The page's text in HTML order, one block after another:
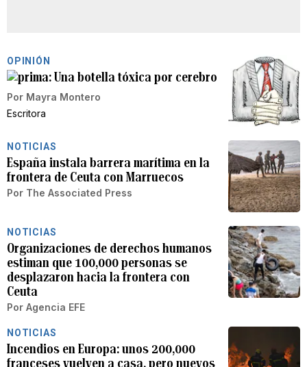
OPINIÓN
Una botella tóxica por cerebro
Por Mayra Montero
Escritora
NOTICIAS
España instala barrera marítima en la
frontera de Ceuta con Marruecos
Por The Associated Press
NOTICIAS
Organizaciones de derechos humanos
estiman que 100,000 personas se
desplazaron hacia la frontera con
Ceuta
Por Agencia EFE
NOTICIAS
Incendios en Europa: unos 200,000
franceses vuelven a casa, pero nuevos